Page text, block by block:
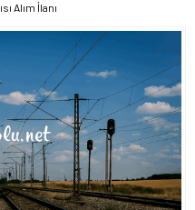
Alım İlanı